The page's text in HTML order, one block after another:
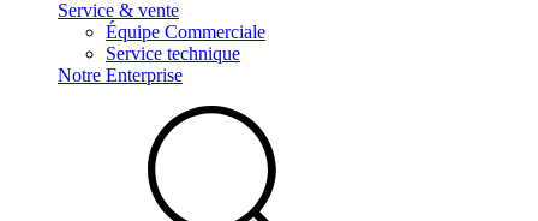
Service & vente
Équipe Commerciale
Service technique
Notre Enterprise